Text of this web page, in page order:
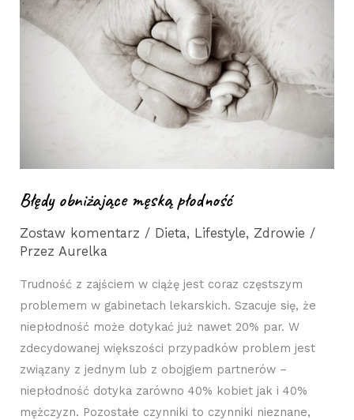
Błędy obniżające męską płodność
Zostaw komentarz / Dieta, Lifestyle, Zdrowie /
PrzezAurelka
Trudność z zajściem w ciążę jest coraz częstszym
problemem w gabinetach lekarskich. Szacuje się, że
niepłodność może dotykać już nawet 20% par. W
zdecydowanej większości przypadków problem jest
związany z jednym lub z obojgiem partnerów –
niepłodność dotyka zarówno 40% kobiet jak i 40%
mężczyzn. Pozostałe czynniki to czynniki nieznane,
męską
płodność